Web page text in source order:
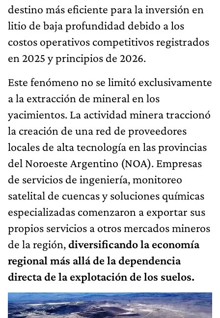
destino más eficiente para la inversión en
litio de baja profundidad debido a los
costos operativos competitivos registrados
en 2025 y principios de 2026.
Este fenómeno no se limitó exclusivamente
a la extracción de mineral en los
yacimientos. La actividad minera traccionó
la creación de una red de proveedores
locales de alta tecnología en las provincias
del Noroeste Argentino (NOA). Empresas
de servicios de ingeniería, monitoreo
satelital de cuencas y soluciones químicas
especializadas comenzaron a exportar sus
propios servicios a otros mercados mineros
de la región,diversificando la economía
regional más allá de la dependencia
directa de la explotación de los suelos.